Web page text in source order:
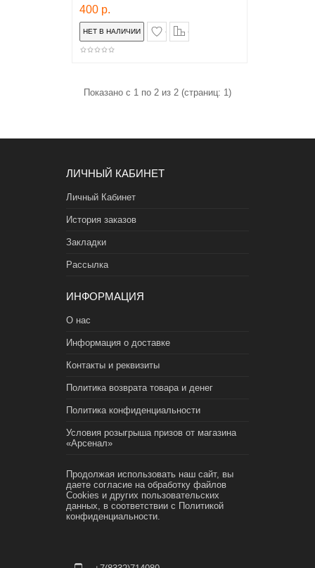
400 р.
в закладки
Показано с 1 по 2 из 2 (страниц: 1)
ЛИЧНЫЙ КАБИНЕТ
Личный Кабинет
История заказов
Закладки
Рассылка
ИНФОРМАЦИЯ
О нас
Информация о доставке
Контакты и реквизиты
Политика возврата товара и денег
Политика конфиденциальности
Условия розыгрыша призов от магазина
«Арсенал»
Продолжая использовать наш сайт, вы
даете согласие на обработку файлов
Cookies и других пользовательских
данных, в соответствии с Политикой
конфиденциальности.